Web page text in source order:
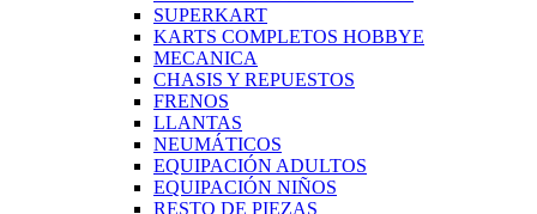
SUPERKART
KARTS COMPLETOS HOBBYE
MECANICA
CHASIS Y REPUESTOS
FRENOS
LLANTAS
NEUMÁTICOS
EQUIPACIÓN ADULTOS
EQUIPACIÓN NIÑOS
RESTO DE PIEZAS